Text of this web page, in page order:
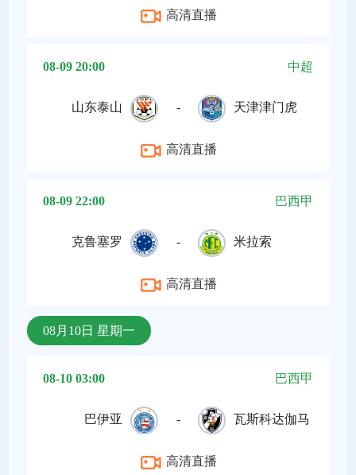
高清直播
08-09 20:00 中超
山东泰山 - 天津津门虎
高清直播
08-09 22:00 巴西甲
克鲁塞罗 - 米拉索
高清直播
08月10日 星期一
08-10 03:00 巴西甲
巴伊亚 - 瓦斯科达伽马
高清直播